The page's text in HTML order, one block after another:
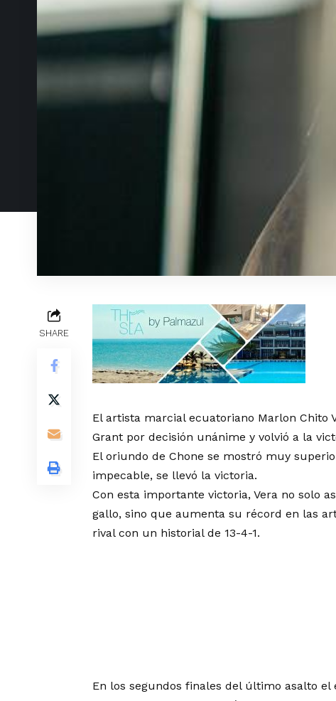
SHARE
El artista marcial ecuatoriano Marlon Chito
Grant por decisión unánime y volvió a la
El oriundo de Chone se mostró muy
impecable, se llevó la victoria.
Con esta importante victoria, Vera no solo
gallo, sino que aumenta su récord en las
rival con un historial de 13-4-1.
En los segundos finales del último asalto